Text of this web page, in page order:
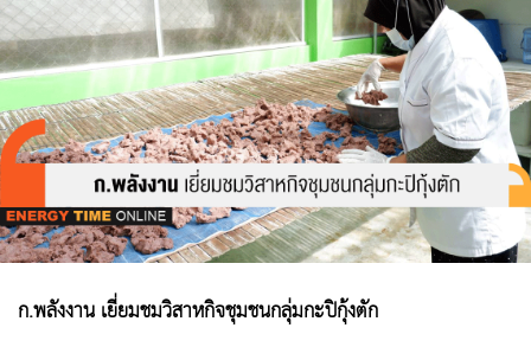
ก.พลังงาน เยี่ยมชมวิสาหกิจชุมชนกลุ่มกะปิกุ้งตัก